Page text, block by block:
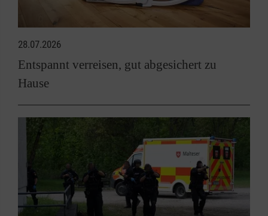
28.07.2026
Entspannt verreisen, gut abgesichert zu
Hause